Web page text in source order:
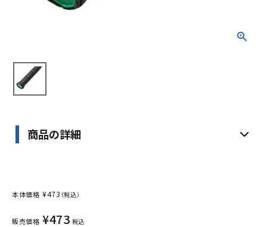
メルマガ登録
商品の詳細
本体価格 ¥473 （税込）
販売価格 ¥473 税込